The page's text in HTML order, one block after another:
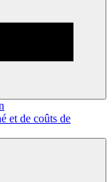
et de coûts de